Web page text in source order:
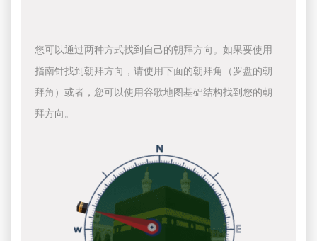
您可以通过两种方式找到自己的朝拜方向。如果要使用
指南针找到朝拜方向，请使用下面的朝拜角（罗盘的朝
拜角）或者，您可以使用谷歌地图基础结构找到您的朝
拜方向。